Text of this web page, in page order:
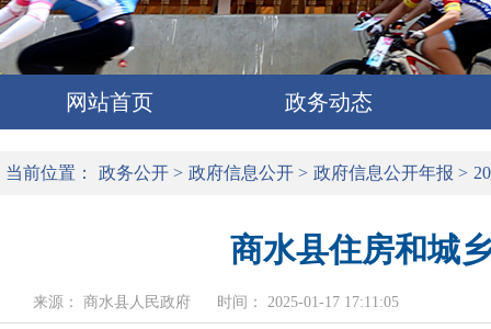
网站首页 政务动态
当前位置： 政务公开 > 政府信息公开 > 政府信息公开年报 >
商水县住房和城
来源： 商水县人民政府 时间： 2025-01-17 17:11:05